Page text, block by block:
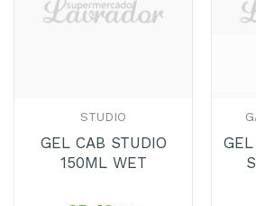
Favoritos
STUDIO
GEL CAB STUDIO
150ML WET